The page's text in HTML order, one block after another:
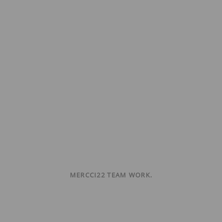
MERCCI22 TEAM WORK.